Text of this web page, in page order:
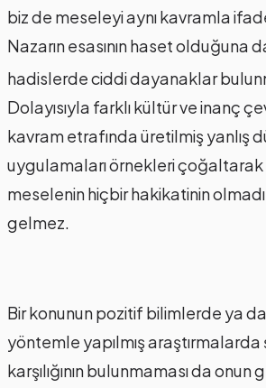
biz de meseleyi aynı kavramla
Nazarın esasının haset olduğuna
hadislerde ciddi dayanaklar
Dolayısıyla farklı kültür ve inanç
kavram etrafında üretilmiş yanlış
uygulamaları örnekleri çoğaltarak
meselenin hiçbir hakikatinin
gelmez.
Bir konunun pozitif bilimlerde ya
yöntemle yapılmış
karşılığının bulunmaması da onun